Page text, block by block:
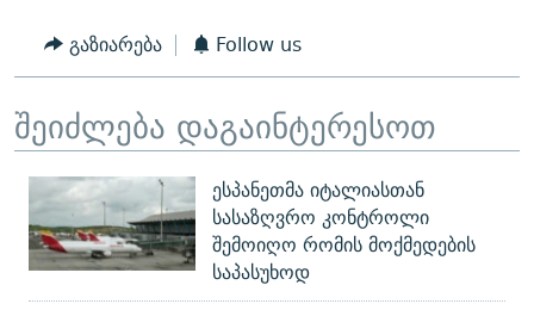
გაზიარება Follow us
შეიძლება დაგაინტერესოთ
ესპანეთმა იტალიასთან
სასაზღვრო კონტროლი
შემოიღო რომის მოქმედების
საპასუხოდ